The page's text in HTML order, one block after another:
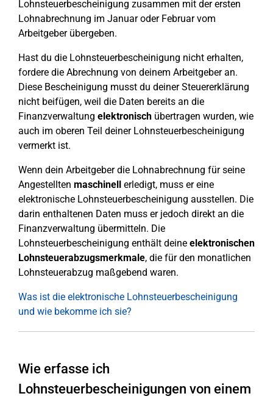
Lohnsteuerbescheinigung zusammen mit der ersten
Lohnabrechnung im Januar oder Februar vom
Arbeitgeber übergeben.
Hast du die Lohnsteuerbescheinigung nicht erhalten,
fordere die Abrechnung von deinem Arbeitgeber an.
Diese Bescheinigung musst du deiner Steuererklärung
nicht beifügen, weil die Daten bereits an die
Finanzverwaltung elektronisch übertragen wurden, wie
auch im oberen Teil deiner Lohnsteuerbescheinigung
vermerkt ist.
Wenn dein Arbeitgeber die Lohnabrechnung für seine
Angestellten maschinell erledigt, muss er eine
elektronische Lohnsteuerbescheinigung ausstellen. Die
darin enthaltenen Daten muss er jedoch direkt an die
Finanzverwaltung übermitteln. Die
Lohnsteuerbescheinigung enthält deine elektronischen
Lohnsteuerabzugsmerkmale, die für den monatlichen
Lohnsteuerabzug maßgebend waren.
Was ist die elektronische Lohnsteuerbescheinigung
und wie bekomme ich sie?
Wie erfasse ich
Lohnsteuerbescheinigungen von einem